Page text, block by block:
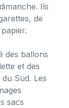
Ils
de
des ballons
et des
Sud. Les
sacs